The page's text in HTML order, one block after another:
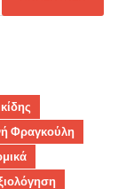
Φραγκούλη